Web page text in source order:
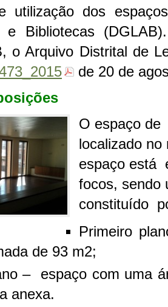
utilização dos
e Bibliotecas
o Arquivo Distrital de
de 20 de
O espaço de
localizado
espaço está
focos, sendo
constituído
Primeiro
de 93 m2;
– espaço com uma
anexa.